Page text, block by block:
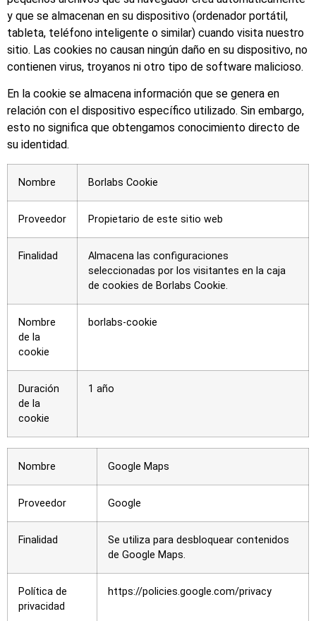
y que se almacenan en su dispositivo (ordenador portátil,
tableta, teléfono inteligente o similar) cuando visita nuestro
sitio. Las cookies no causan ningún daño en su dispositivo, no
contienen virus, troyanos ni otro tipo de software malicioso.
En la cookie se almacena información que se genera en
relación con el dispositivo específico utilizado. Sin embargo,
esto no significa que obtengamos conocimiento directo de
su identidad.
Nombre Borlabs Cookie
Proveedor Propietario de este sitio web
Finalidad
Almacena las configuraciones
seleccionadas por los visitantes en la caja
de cookies de Borlabs Cookie.
Nombre
de la
cookie
borlabs-cookie
Duración
de la
cookie
1 año
Nombre Google Maps
Proveedor Google
Finalidad
Se utiliza para desbloquear contenidos
de Google Maps.
Política de
privacidad
https://policies.google.com/privacy